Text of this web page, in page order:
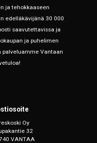
ja tehokkaaseen
edelläkävijänä 30 000
saavutettavissa ja
ja puhelimen
Vantaan
Oy
32
VANTAA